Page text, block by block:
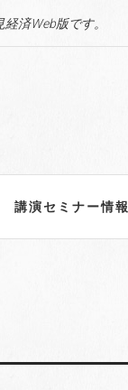
済Web版です。
講演セミナー情報